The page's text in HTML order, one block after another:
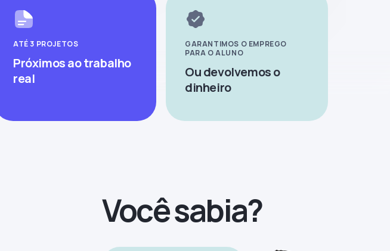
ATÉ 3 PROJETOS
Próximos ao trabalho
real
GARANTIMOS O EMPREGO
PARA O ALUNO
Ou devolvemos o
dinheiro
Você sabia?